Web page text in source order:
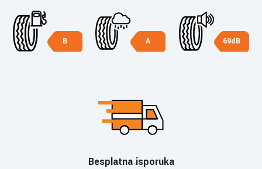
B A 69dB
Besplatna isporuka